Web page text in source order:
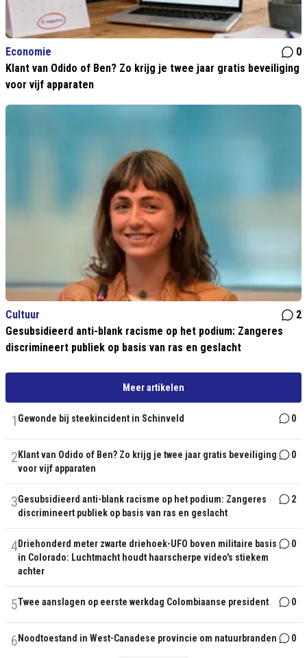
Economie
0
Klant van Odido of Ben? Zo krijg je twee jaar gratis beveiliging
voor vijf apparaten
Cultuur
2
Gesubsidieerd anti-blank racisme op het podium: Zangeres
discrimineert publiek op basis van ras en geslacht
Meer artikelen
1 Gewonde bij steekincident in Schinveld 0
2 Klant van Odido of Ben? Zo krijg je twee jaar gratis beveiliging
voor vijf apparaten
0
3Gesubsidieerd anti-blank racisme op het podium: Zangeres
discrimineert publiek op basis van ras en geslacht
2
4Driehonderd meter zwarte driehoek-UFO boven militaire basis
in Colorado: Luchtmacht houdt haarscherpe video's stiekem
achter
0
5Twee aanslagen op eerste werkdag Colombiaanse president 0
6 Noodtoestand in West-Canadese provincie om natuurbranden 0